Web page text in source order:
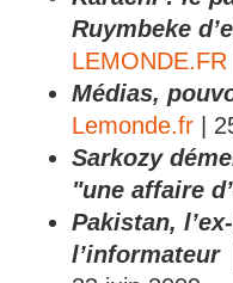
Ruymbeke
LEMONDE.FR
Médias,
Lemonde.fr |
Sarkozy
"une affaire
Pakistan,
l’informateur|